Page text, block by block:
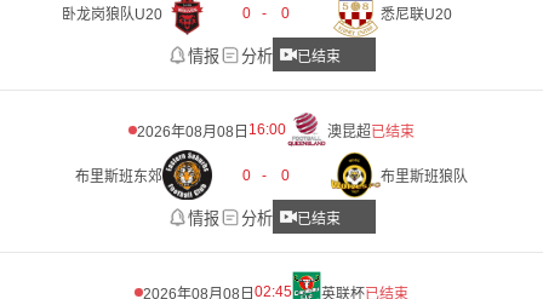
卧龙岗狼队U20 0 - 0 悉尼联U20
情报 分析 已结束
2026年08月08日 16:00 澳昆超已结束
布里斯班东郊 0 - 0 布里斯班狼队
情报 分析 已结束
2026年08月08日02:45 英联杯已结束